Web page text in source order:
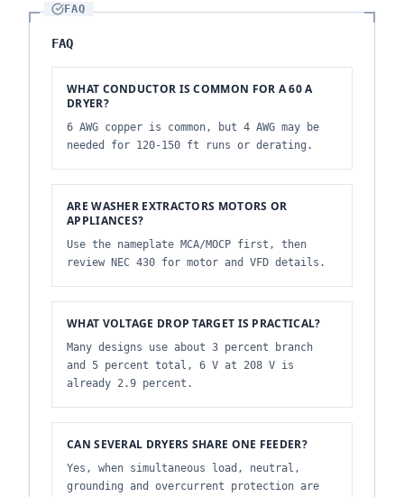
FAQ
FAQ
WHAT CONDUCTOR IS COMMON FOR A 60 A
DRYER?
6 AWG copper is common, but 4 AWG may be
needed for 120-150 ft runs or derating.
ARE WASHER EXTRACTORS MOTORS OR
APPLIANCES?
Use the nameplate MCA/MOCP first, then
review NEC 430 for motor and VFD details.
WHAT VOLTAGE DROP TARGET IS PRACTICAL?
Many designs use about 3 percent branch
and 5 percent total, 6 V at 208 V is
already 2.9 percent.
CAN SEVERAL DRYERS SHARE ONE FEEDER?
Yes, when simultaneous load, neutral,
grounding and overcurrent protection are